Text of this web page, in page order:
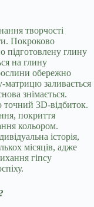
творчості
Покроково
підготовлену глину
на глину
обережно
заливається
знімається.
точний 3D-відбиток.
покриття
кольором.
історія,
місяців, адже
гіпсу